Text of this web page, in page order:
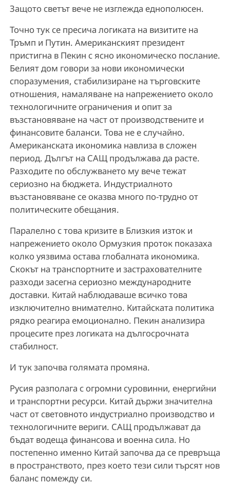
Защото светът вече не изглежда еднополюсен.
Точно тук се пресича логиката на визитите на
Тръмп и Путин. Американският президент
пристигна в Пекин с ясно икономическо послание.
Белият дом говори за нови икономически
споразумения, стабилизиране на търговските
отношения, намаляване на напрежението около
технологичните ограничения и опит за
възстановяване на част от производствените и
финансовите баланси. Това не е случайно.
Американската икономика навлиза в сложен
период. Дългът на САЩ продължава да расте.
Разходите по обслужването му вече тежат
сериозно на бюджета. Индустриалното
възстановяване се оказва много по-трудно от
политическите обещания.
Паралелно с това кризите в Близкия изток и
напрежението около Ормузкия проток показаха
колко уязвима остава глобалната икономика.
Скокът на транспортните и застрахователните
разходи засегна сериозно международните
доставки. Китай наблюдаваше всичко това
изключително внимателно. Китайската политика
рядко реагира емоционално. Пекин анализира
процесите през логиката на дългосрочната
стабилност.
И тук започва голямата промяна.
Русия разполага с огромни суровинни, енергийни
и транспортни ресурси. Китай държи значителна
част от световното индустриално производство и
технологичните вериги. САЩ продължават да
бъдат водеща финансова и военна сила. Но
постепенно именно Китай започва да се превръща
в пространството, през което тези сили търсят нов
баланс помежду си.